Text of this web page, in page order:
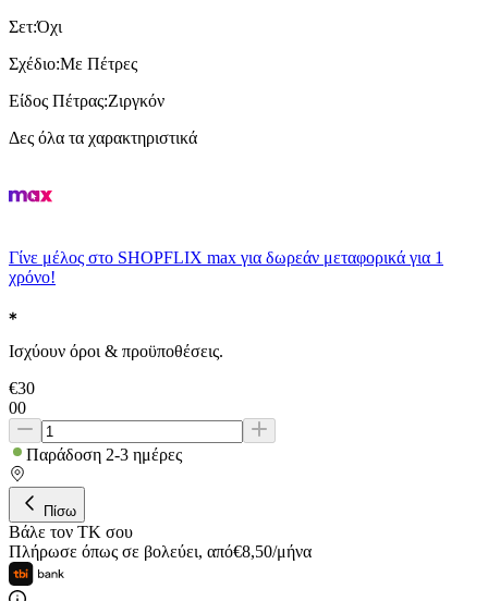
Σετ:Όχι
Σχέδιο:Με Πέτρες
Είδος Πέτρας:Ζιργκόν
Δες όλα τα χαρακτηριστικά
Γίνε μέλος στο SHOPFLIX max για δωρεάν μεταφορικά για 1
χρόνο!
Ισχύουν όροι & προϋποθέσεις.
€30
00
Παράδοση 2-3 ημέρες
Πίσω
Βάλε τον ΤΚ σου
Πλήρωσε όπως σε βολεύει, από€8,50/μήνα